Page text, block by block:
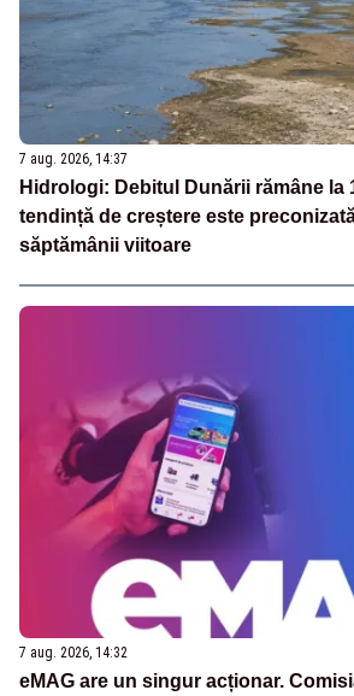
7 aug. 2026, 14:37
Hidrologi: Debitul Dunării rămâne la
tendință de creștere este
săptămânii viitoare
7 aug. 2026, 14:32
eMAG are un singur acționar.